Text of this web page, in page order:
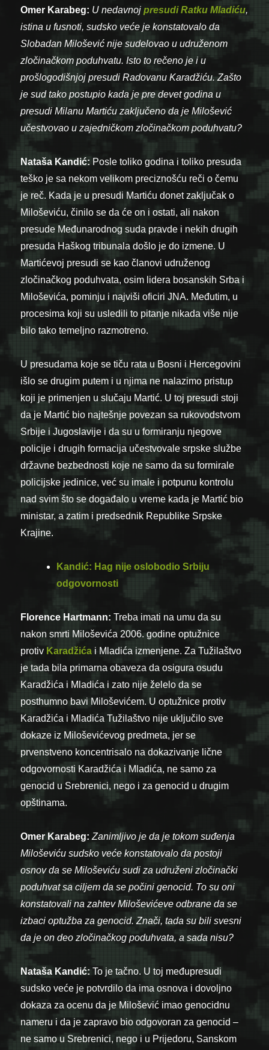
Omer Karabeg: U nedavnojpresudi Ratku Mladiću,
istina u fusnoti, sudsko veće je konstatovalo da
Slobadan Milošević nije sudelovao u udruženom
zločinačkom poduhvatu. Isto to rečeno je i u
prošlogodišnjoj presudi Radovanu Karadžiću. Zašto
je sud tako postupio kada je pre devet godina u
presudi Milanu Martiću zaključeno da je Milošević
učestvovao u zajedničkom zločinačkom poduhvatu?
Nataša Kandić: Posle toliko godina i toliko presuda
teško je sa nekom velikom preciznošću reči o čemu
je reč. Kada je u presudi Martiću donet zaključak o
Miloševiću, činilo se da će on i ostati, ali nakon
presude Međunarodnog suda pravde i nekih drugih
presuda Haškog tribunala došlo je do izmene. U
Martićevoj presudi se kao članovi udruženog
zločinačkog poduhvata, osim lidera bosanskih Srba i
Miloševića, pominju i najviši oficiri JNA. Međutim, u
procesima koji su usledili to pitanje nikada više nije
bilo tako temeljno razmotreno.
U presudama koje se tiču rata u Bosni i Hercegovini
išlo se drugim putem i u njima ne nalazimo pristup
koji je primenjen u slučaju Martić. U toj presudi stoji
da je Martić bio najtešnje povezan sa rukovodstvom
Srbije i Jugoslavije i da su u formiranju njegove
policije i drugih formacija učestvovale srpske službe
državne bezbednosti koje ne samo da su formirale
policijske jedinice, već su imale i potpunu kontrolu
nad svim što se događalo u vreme kada je Martić bio
ministar, a zatim i predsednik Republike Srpske
Krajine.
Kandić: Hag nije oslobodio Srbiju
odgovornosti
Florence Hartmann:Treba imati na umu da su
nakon smrti Miloševića 2006. godine optužnice
protiv Karadžića i Mladića izmenjene. Za Tužilaštvo
je tada bila primarna obaveza da osigura osudu
Karadžića i Mladića i zato nije želelo da se
posthumno bavi Miloševićem. U optužnice protiv
Karadžića i Mladića Tužilaštvo nije uključilo sve
dokaze iz Miloševićevog predmeta, jer se
prvenstveno koncentrisalo na dokazivanje lične
odgovornosti Karadžića i Mladića, ne samo za
genocid u Srebrenici, nego i za genocid u drugim
opštinama.
Omer Karabeg:Zanimljivo je da je tokom suđenja
Miloševiću sudsko veće konstatovalo da postoji
osnov da se Miloševiću sudi za udruženi zločinački
poduhvat sa ciljem da se počini genocid. To su oni
konstatovali na zahtev Miloševićeve odbrane da se
izbaci optužba za genocid. Znači, tada su bili svesni
da je on deo zločinačkog poduhvata, a sada nisu?
Nataša Kandić: To je tačno. U toj međupresudi
sudsko veće je potvrdilo da ima osnova i dovoljno
dokaza za ocenu da je Milošević imao genocidnu
nameru i da je zapravo bio odgovoran za genocid –
ne samo u Srebrenici, nego i u Prijedoru, Sanskom